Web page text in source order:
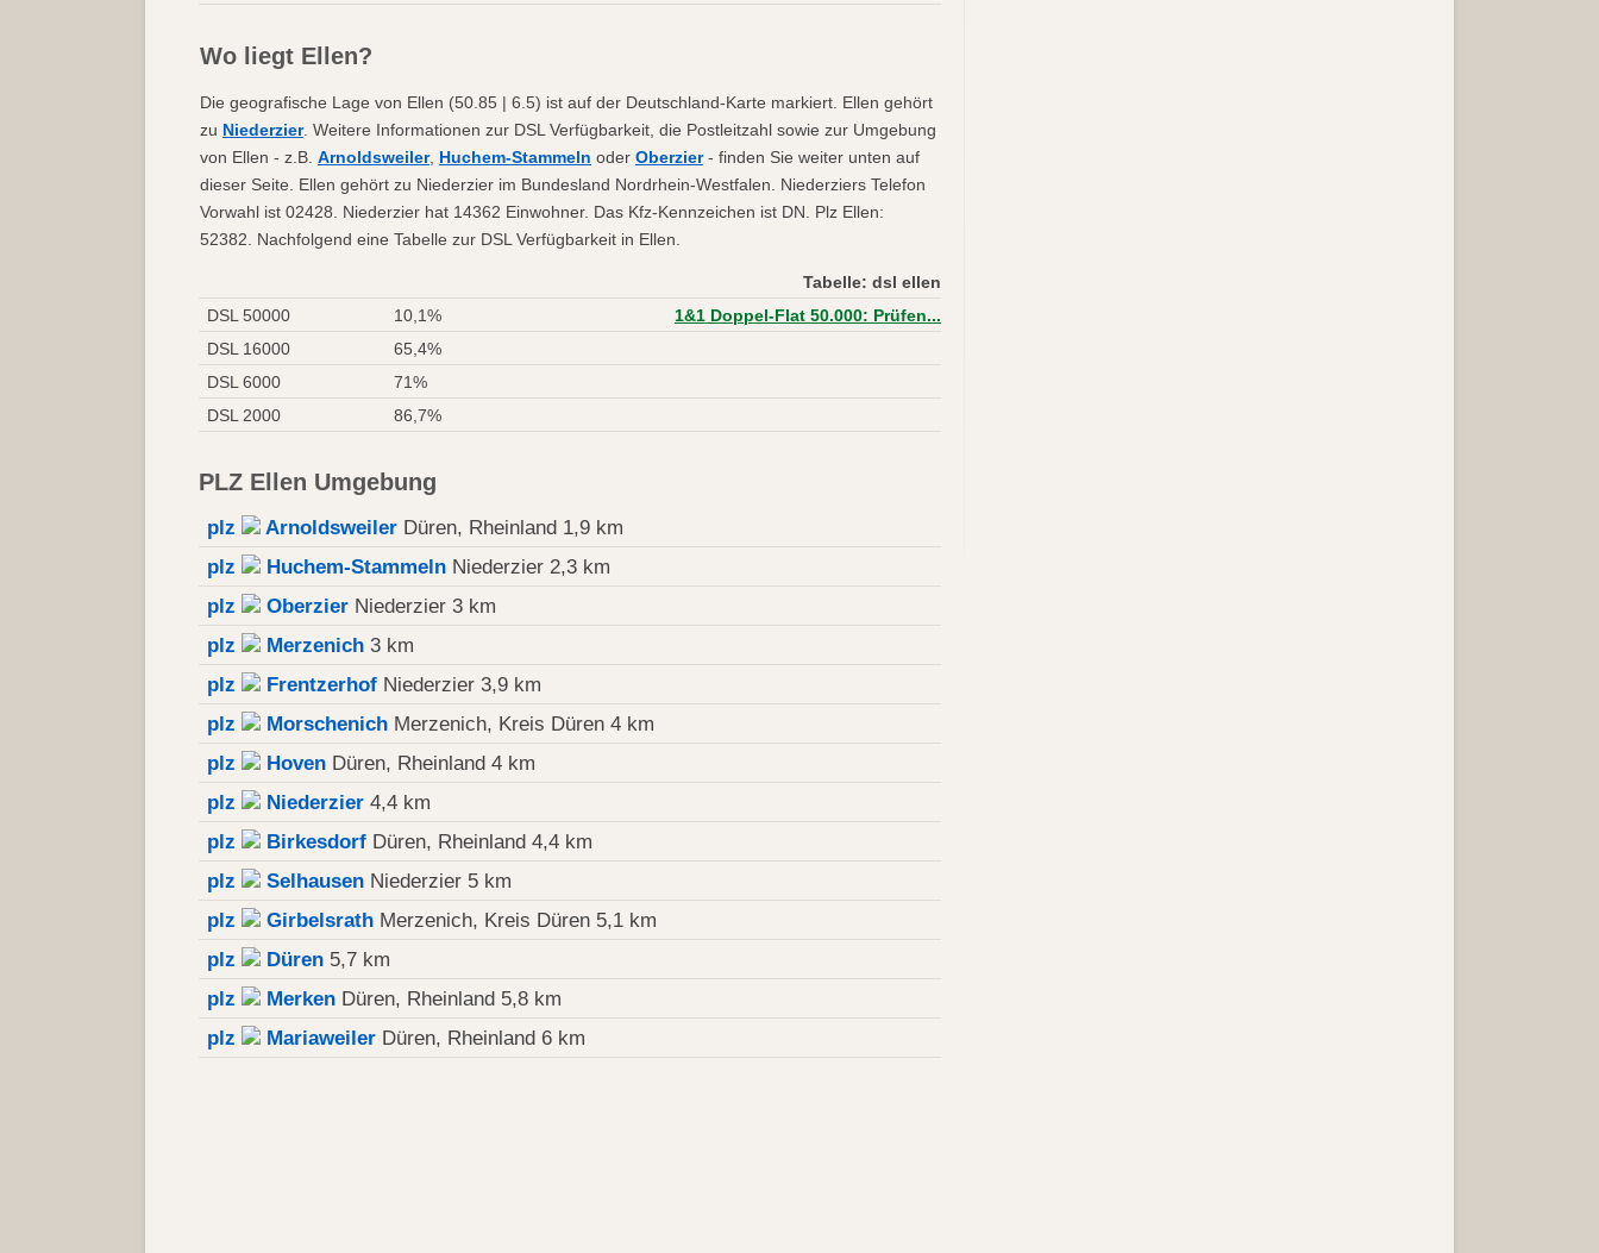
Wo liegt Ellen?
Die geografische Lage von Ellen (50.85 | 6.5) ist auf der Deutschland-Karte markiert. Ellen gehört
zu Niederzier. Weitere Informationen zur DSL Verfügbarkeit, die Postleitzahl sowie zur Umgebung
von Ellen - z.B. Arnoldsweiler, Huchem-Stammeln oder Oberzier- finden Sie weiter unten auf
dieser Seite. Ellen gehört zu Niederzier im Bundesland Nordrhein-Westfalen. Niederziers Telefon
Vorwahl ist 02428. Niederzier hat 14362 Einwohner. Das Kfz-Kennzeichen ist DN. Plz Ellen:
52382. Nachfolgend eine Tabelle zur DSL Verfügbarkeit in Ellen.
Tabelle: dsl ellen
DSL 50000
10,1%
1&1 Doppel-Flat 50.000: Prüfen...
DSL 16000
65,4%
DSL 6000
71%
DSL 2000
86,7%
PLZ Ellen Umgebung
plz Arnoldsweiler Düren, Rheinland 1,9 km
plz
Huchem-Stammeln Niederzier 2,3 km
plz
Oberzier Niederzier 3 km
plz
Merzenich 3 km
plz
Frentzerhof Niederzier 3,9 km
plz
Morschenich Merzenich, Kreis Düren 4 km
plz
Hoven Düren, Rheinland 4 km
plz
Niederzier 4,4 km
plz
Birkesdorf Düren, Rheinland 4,4 km
plz
Selhausen Niederzier 5 km
plz
Girbelsrath Merzenich, Kreis Düren 5,1 km
plz
Düren 5,7 km
plz
Merken Düren, Rheinland 5,8 km
plz
Mariaweiler Düren, Rheinland 6 km